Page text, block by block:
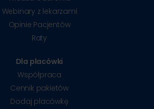
Webinary z lekarzami
Opinie Pacjentów
Raty
Dla placówki
Współpraca
Cennik pakietów
Dodaj placówkę